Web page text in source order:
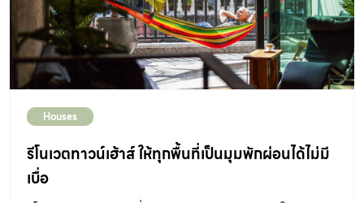
Houses
รีโนเวตทาวน์เฮ้าส์ ให้ทุกพื้นที่เป็นมุมพักผ่อนได้ไม่มี
เบื่อ